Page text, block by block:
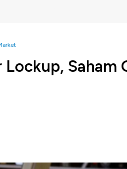
Lockup, Saham